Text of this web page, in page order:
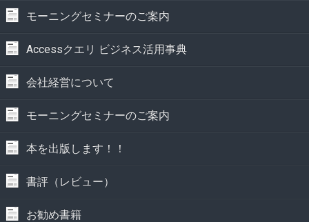
モーニングセミナーのご案内
Accessクエリ ビジネス活用事典
会社経営について
モーニングセミナーのご案内
本を出版します！！
書評（レビュー）
お勧め書籍